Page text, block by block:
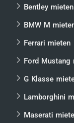
Bentley mieten
BMW M
Ferrari mieten
Ford Mustang
G Klasse
Lamborghini
Maserati